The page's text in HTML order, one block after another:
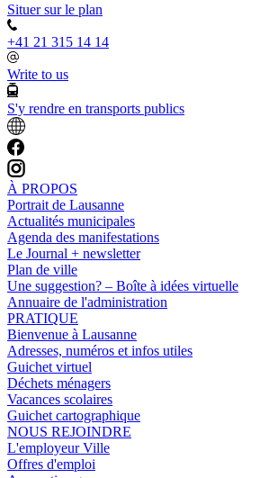
Situer sur le plan
+41 21 315 14 14
Write to us
S'y rendre en transports publics
À PROPOS
Portrait de Lausanne
Actualités municipales
Agenda des manifestations
Le Journal + newsletter
Plan de ville
Une suggestion? – Boîte à idées virtuelle
Annuaire de l'administration
PRATIQUE
Bienvenue à Lausanne
Adresses, numéros et infos utiles
Guichet virtuel
Déchets ménagers
Vacances scolaires
Guichet cartographique
NOUS REJOINDRE
L'employeur Ville
Offres d'emploi